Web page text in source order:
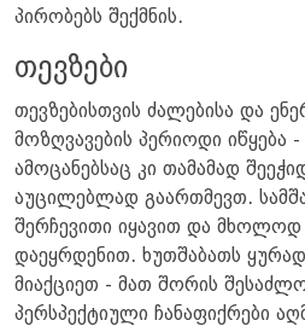
პირობებს შექმნის.
თევზები
თევზებისთვის ძალებისა და
მოზღვავების პერიოდი
ამოცანებსაც კი თამამად
აუცილებლად გაართმევთ.
შერჩევითი იყავით და მხოლოდ
დაეყრდენით. ხუთშაბათს
მიაქციეთ - მათ შორის
პერსპექტიული ჩანაფიქრები